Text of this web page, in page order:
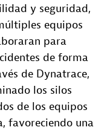
y seguridad,
equipos
para
de forma
de Dynatrace,
los silos
de los equipos
favoreciendo una